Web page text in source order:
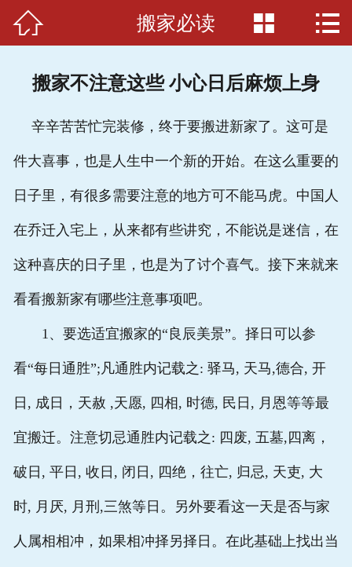
首页
案例展示
联系我们
 搬家必读  
搬家不注意这些 小心日后麻烦上身
辛辛苦苦忙完装修，终于要搬进新家了。这可是
件大喜事，也是人生中一个新的开始。在这么重要的
日子里，有很多需要注意的地方可不能马虎。中国人
在乔迁入宅上，从来都有些讲究，不能说是迷信，在
这种喜庆的日子里，也是为了讨个喜气。接下来就来
看看搬新家有哪些注意事项吧。
1、要选适宜搬家的“良辰美景”。择日可以参
看“每日通胜”;凡通胜内记载之: 驿马, 天马,德合, 开
日, 成日，天赦 ,天愿, 四相, 时德, 民日, 月恩等等最
宜搬迁。注意切忌通胜内记载之: 四废, 五墓,四离，
破日, 平日, 收日, 闭日, 四绝，往亡, 归忌, 天吏, 大
时, 月厌, 月刑,三煞等日。另外要看这一天是否与家
人属相相冲，如果相冲择另择日。在此基础上找出当